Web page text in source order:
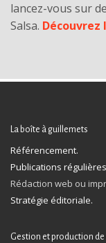
lancez-vous sur
Salsa.
La boîte à guillemets
Référencement.
Publications
Rédaction web ou
Stratégie éditoriale.
Gestion et production